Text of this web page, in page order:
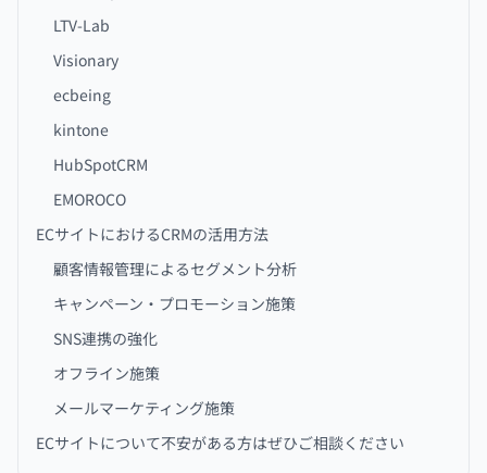
LTV-Lab
Visionary
ecbeing
kintone
HubSpotCRM
EMOROCO
ECサイトにおけるCRMの活用方法
顧客情報管理によるセグメント分析
キャンペーン・プロモーション施策
SNS連携の強化
オフライン施策
メールマーケティング施策
ECサイトについて不安がある方はぜひご相談ください